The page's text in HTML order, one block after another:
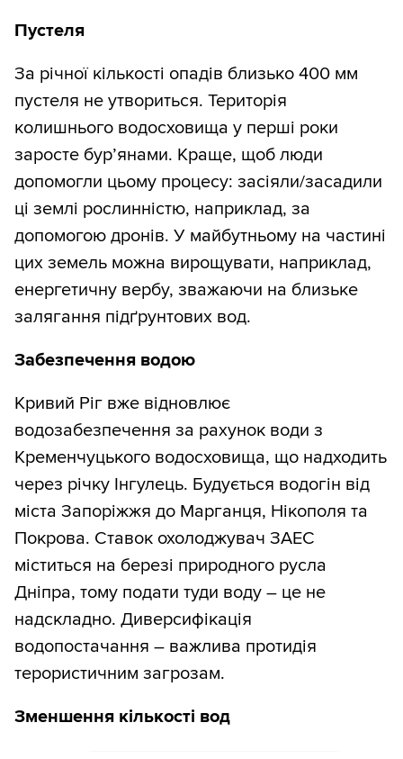
Пустеля
За річної кількості опадів близько 400 мм
пустеля не утвориться. Територія
колишнього водосховища у перші роки
заросте бур’янами. Краще, щоб люди
допомогли цьому процесу: засіяли/засадили
ці землі рослинністю, наприклад, за
допомогою дронів. У майбутньому на частині
цих земель можна вирощувати, наприклад,
енергетичну вербу, зважаючи на близьке
залягання підґрунтових вод.
Забезпечення водою
Кривий Ріг вже відновлює
водозабезпечення за рахунок води з
Кременчуцького водосховища, що надходить
через річку Інгулець. Будується водогін від
міста Запоріжжя до Марганця, Нікополя та
Покрова. Ставок охолоджувач ЗАЕС
міститься на березі природного русла
Дніпра, тому подати туди воду – це не
надскладно. Диверсифікація
водопостачання – важлива протидія
терористичним загрозам.
Зменшення кількості вод